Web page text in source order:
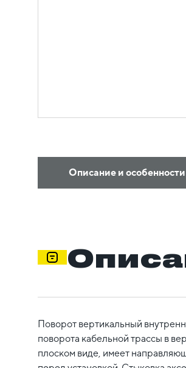
Описание и особенности
Поворот вертикальный
поворота кабельной трассы в
плоском виде, имеет